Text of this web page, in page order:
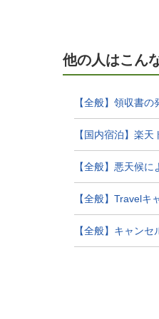
他の人はこん
【全般】領収書
【国内宿泊】楽
【全般】悪天候
【全般】Travelキ
【全般】キャン